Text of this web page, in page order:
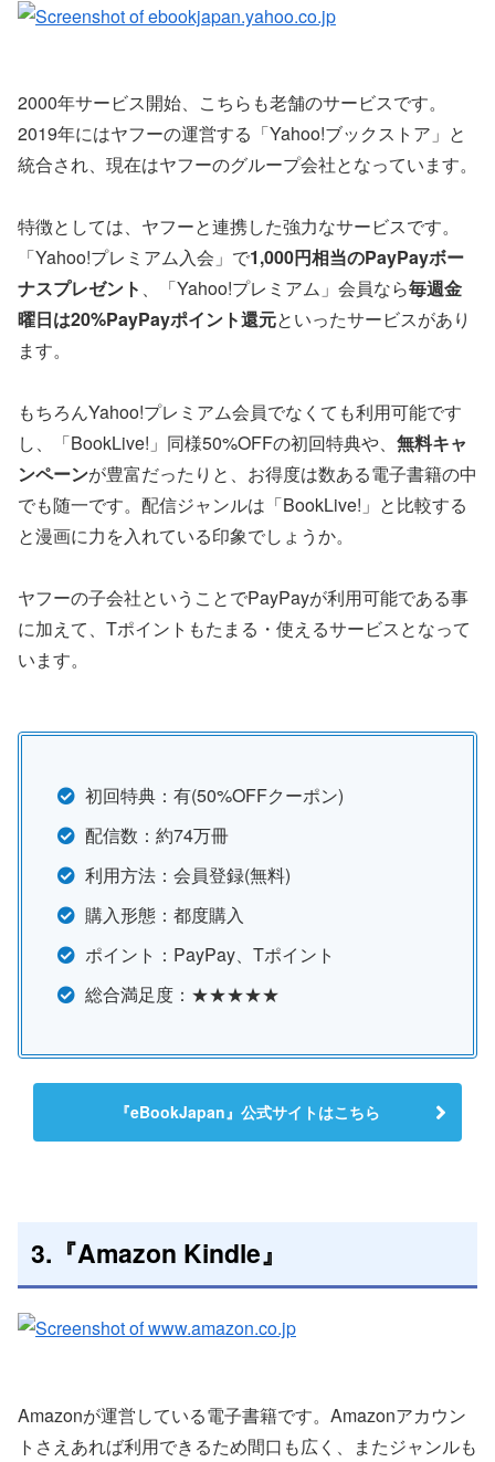
2000年サービス開始、こちらも老舗のサービスです。
2019年にはヤフーの運営する「Yahoo!ブックストア」と
統合され、現在はヤフーのグループ会社となっています。
特徴としては、ヤフーと連携した強力なサービスです。
「Yahoo!プレミアム入会」で1,000円相当のPayPayボー
ナスプレゼント 、「Yahoo!プレミアム」会員なら毎週金
曜日は20%PayPayポイント還元といったサービスがあり
ます。
もちろんYahoo!プレミアム会員でなくても利用可能です
し、「BookLive!」同様50%OFFの初回特典や、 無料キャ
ンペーンが豊富だったりと、お得度は数ある電子書籍の中
でも随一です。配信ジャンルは「BookLive!」と比較する
と漫画に力を入れている印象でしょうか。
ヤフーの子会社ということでPayPayが利用可能である事
に加えて、Tポイントもたまる・使えるサービスとなって
います。
初回特典：有(50%OFFクーポン)
配信数：約74万冊
利用方法：会員登録(無料)
購入形態：都度購入
ポイント：PayPay、Tポイント
総合満足度：★★★★★
『eBookJapan』公式サイトはこちら
3.『Amazon Kindle』
Amazonが運営している電子書籍です。Amazonアカウン
トさえあれば利用できるため間口も広く、またジャンルも